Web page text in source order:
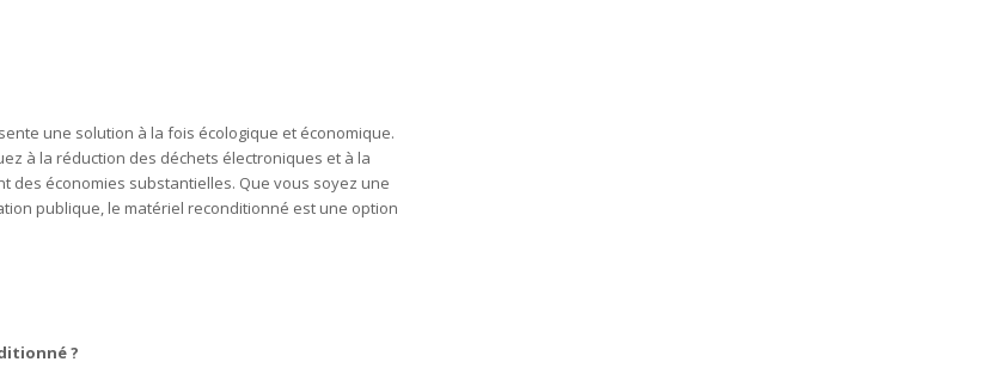
une solution à la fois écologique et économique.
à la réduction des déchets électroniques et à la
économies substantielles. Que vous soyez une
publique, le matériel reconditionné est une option
?